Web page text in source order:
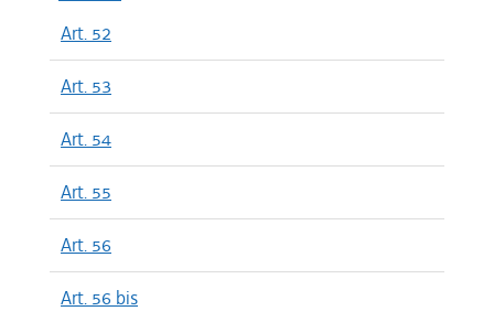
Art. 52
Art. 53
Art. 54
Art. 55
Art. 56
Art. 56 bis